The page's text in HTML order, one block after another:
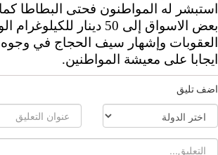
استبشر له المواطنون فحتى البطاطا
بعض الاسواق إلى 50 دينار
العقوبات وإشهار سيف الحجاج في وجوه
ايجابا على معيشة المواطنين.
اضف تليق